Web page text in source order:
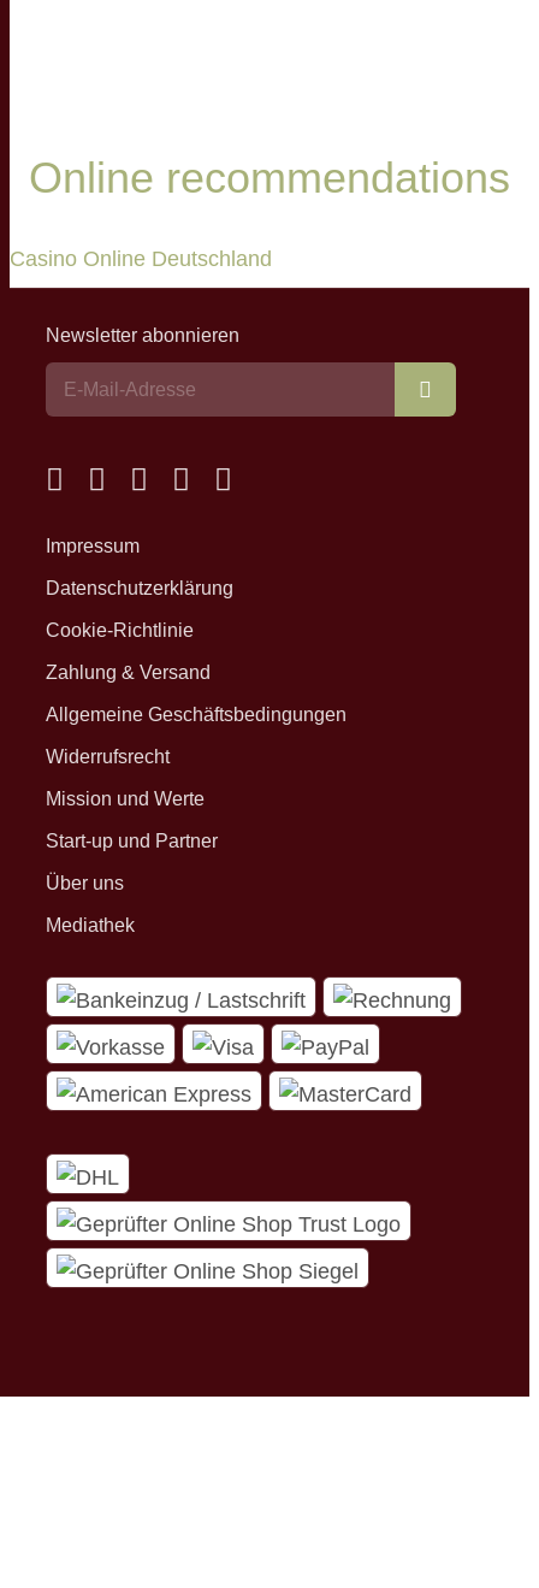
Online recommendations
Casino Online Deutschland
Newsletter abonnieren
Impressum
Datenschutzerklärung
Cookie-Richtlinie
Zahlung & Versand
Allgemeine Geschäftsbedingungen
Widerrufsrecht
Mission und Werte
Start-up und Partner
Über uns
Mediathek